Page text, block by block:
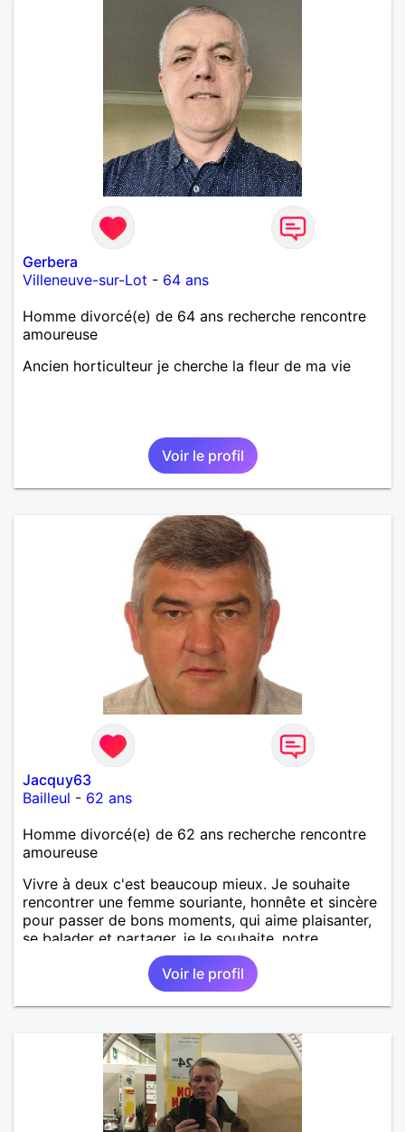
Gerbera
Villeneuve-sur-Lot - 64 ans
Homme divorcé(e) de 64 ans recherche rencontre
amoureuse
Ancien horticulteur je cherche la fleur de ma vie
Voir le profil
Jacquy63
Bailleul - 62 ans
Homme divorcé(e) de 62 ans recherche rencontre
amoureuse
Vivre à deux c'est beaucoup mieux. Je souhaite
rencontrer une femme souriante, honnête et sincère
pour passer de bons moments, qui aime plaisanter,
se balader et partager, je le souhaite, notre
complicité. J'aime beaucoup les chantiers de
randonnée pour se défouler, se relaxer, se détendre
et finalement prendre du bon temps. C'est difficile
de tout dire en quelques lignes. En revanche, vous
d'informations. A bientôt
Voir le profil